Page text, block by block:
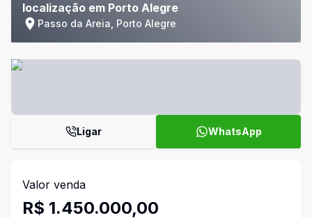
localização em Porto Alegre
Passo da Areia, Porto Alegre
Ligar WhatsApp
Valor venda
R$ 1.450.000,00